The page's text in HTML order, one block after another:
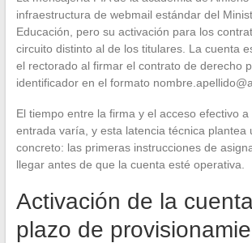
infraestructura de webmail estándar del
Educación, pero su activación para los
circuito distinto al de los titulares. La cuenta
el rectorado al firmar el contrato de derecho
identificador en el formato
El tiempo entre la firma y el acceso efectivo
entrada varía, y esta latencia técnica plantea
concreto: las primeras instrucciones de
llegar antes de que la cuenta esté operativa.
Activación de la
plazo de